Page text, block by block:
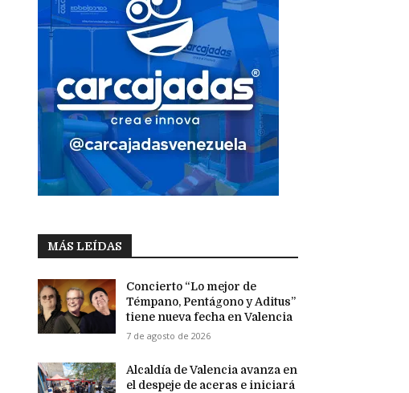
MÁS LEÍDAS
Concierto “Lo mejor de
Témpano, Pentágono y Aditus”
tiene nueva fecha en Valencia
7 de agosto de 2026
Alcaldía de Valencia avanza en
el despeje de aceras e iniciará